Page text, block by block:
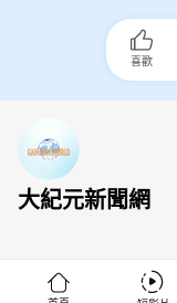
喜歡
大紀元新聞網